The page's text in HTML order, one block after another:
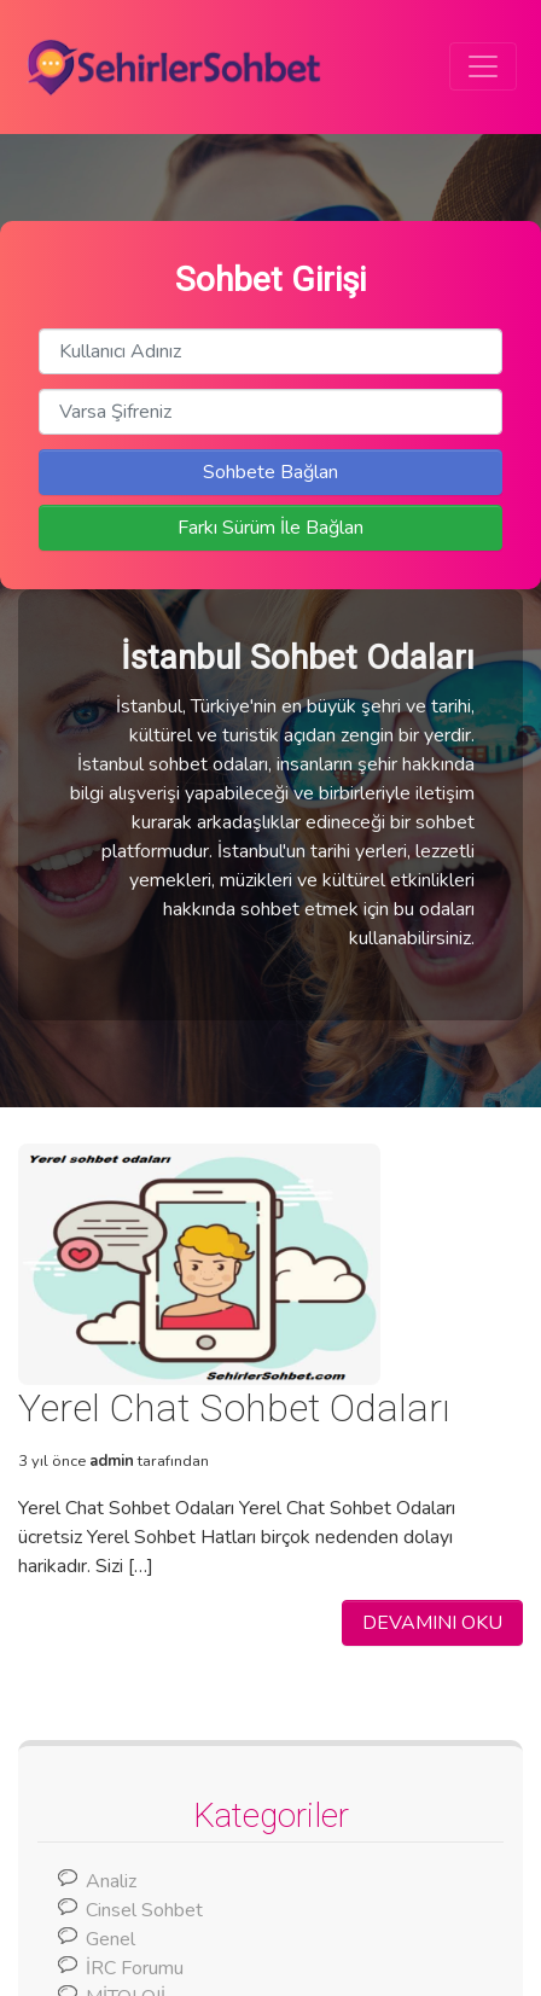
Sohbet Girişi
Sohbete Bağlan
Farkı Sürüm İle Bağlan
İstanbul Sohbet Odaları
İstanbul, Türkiye'nin en büyük şehri ve tarihi,
kültürel ve turistik açıdan zengin bir yerdir.
İstanbul sohbet odaları, insanların şehir hakkında
bilgi alışverişi yapabileceği ve birbirleriyle iletişim
kurarak arkadaşlıklar edineceği bir sohbet
platformudur. İstanbul'un tarihi yerleri, lezzetli
yemekleri, müzikleri ve kültürel etkinlikleri
hakkında sohbet etmek için bu odaları
kullanabilirsiniz.
Yerel Chat Sohbet Odaları
3 yıl önce admintarafından
Yerel Chat Sohbet Odaları Yerel Chat Sohbet Odaları
ücretsiz Yerel Sohbet Hatları birçok nedenden dolayı
harikadır. Sizi […]
DEVAMINI OKU
Kategoriler
Analiz
Cinsel Sohbet
Genel
İRC Forumu